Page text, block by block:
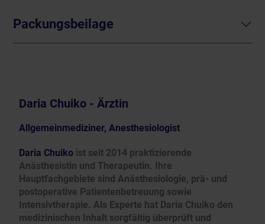
Packungsbeilage
Daria Chuiko - Ärztin
Allgemeinmediziner, Anesthesiologist
Daria Chuiko ist seit 2014 praktizierende
Anästhesistin und Therapeutin. Ihre
Hauptfachgebiete sind Anästhesiologie, prä- und
postoperative Patientenbetreuung sowie
Intensivtherapie. Als Experte hat Daria Chuiko den
medizinischen Inhalt sorgfältig überprüft und